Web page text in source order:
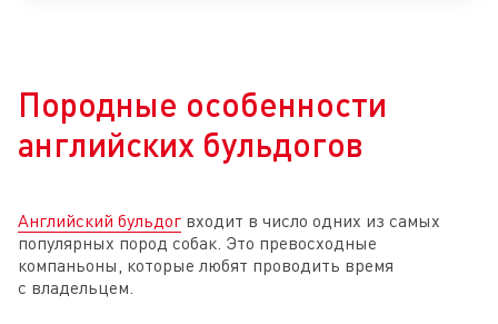
Породные особенности
английских бульдогов
Английский бульдог входит в число одних из самых
популярных пород собак. Это превосходные
компаньоны, которые любят проводить время
с владельцем.